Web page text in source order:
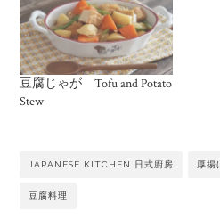
豆腐じゃが Tofu and Potato
Stew
JAPANESE KITCHEN 日式廚房 厚揚
豆腐料理